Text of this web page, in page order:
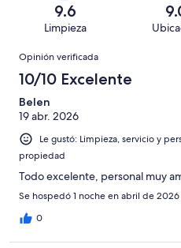
opiniones
opiniones
de
1002
opiniones
Basada
22
de
opiniones
Terrible.
Basada
de
1002
opiniones
9.6
Limpieza
Opiniones
Opinión verificada
10/10 Excelente
Belen
19 abr. 2026
Le gustó: Limpieza, servicio y
propiedad
Todo excelente, personal muy
Se hospedó 1 noche en abril de 2026
0